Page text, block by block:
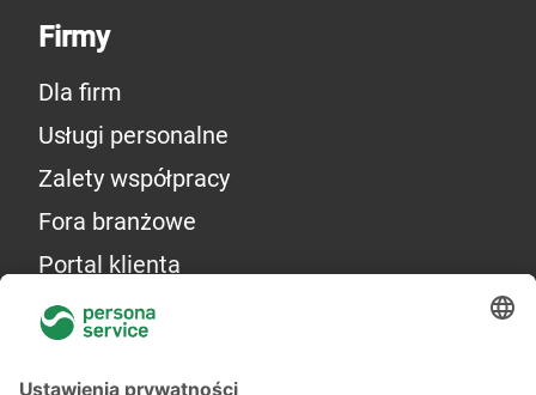
Firmy
Dla firm
Usługi personalne
Zalety współpracy
Fora branżowe
Portal klienta
Więcej o nas